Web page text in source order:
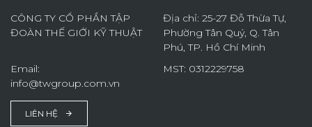
CÔNG TY CỔ PHẦN TẬP
ĐOÀN THẾ GIỚI KỸ THUẬT
Địa chỉ: 25-27 Đỗ Thừa Tự,
Phường Tân Quý, Q. Tân
Phú, TP. Hồ Chí Minh
Email:
info@twgroup.com.vn
MST: 0312229758
LIÊN HỆ